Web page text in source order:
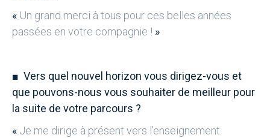
« Un grand merci à tous pour ces belles années
passées en votre compagnie ! »
■ Vers quel nouvel horizon vous dirigez-vous et
que pouvons-nous vous souhaiter de meilleur pour
la suite de votre parcours ?
« Je me dirige à présent vers l’enseignement